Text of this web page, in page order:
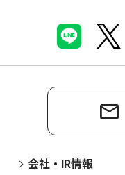
会社・IR情報